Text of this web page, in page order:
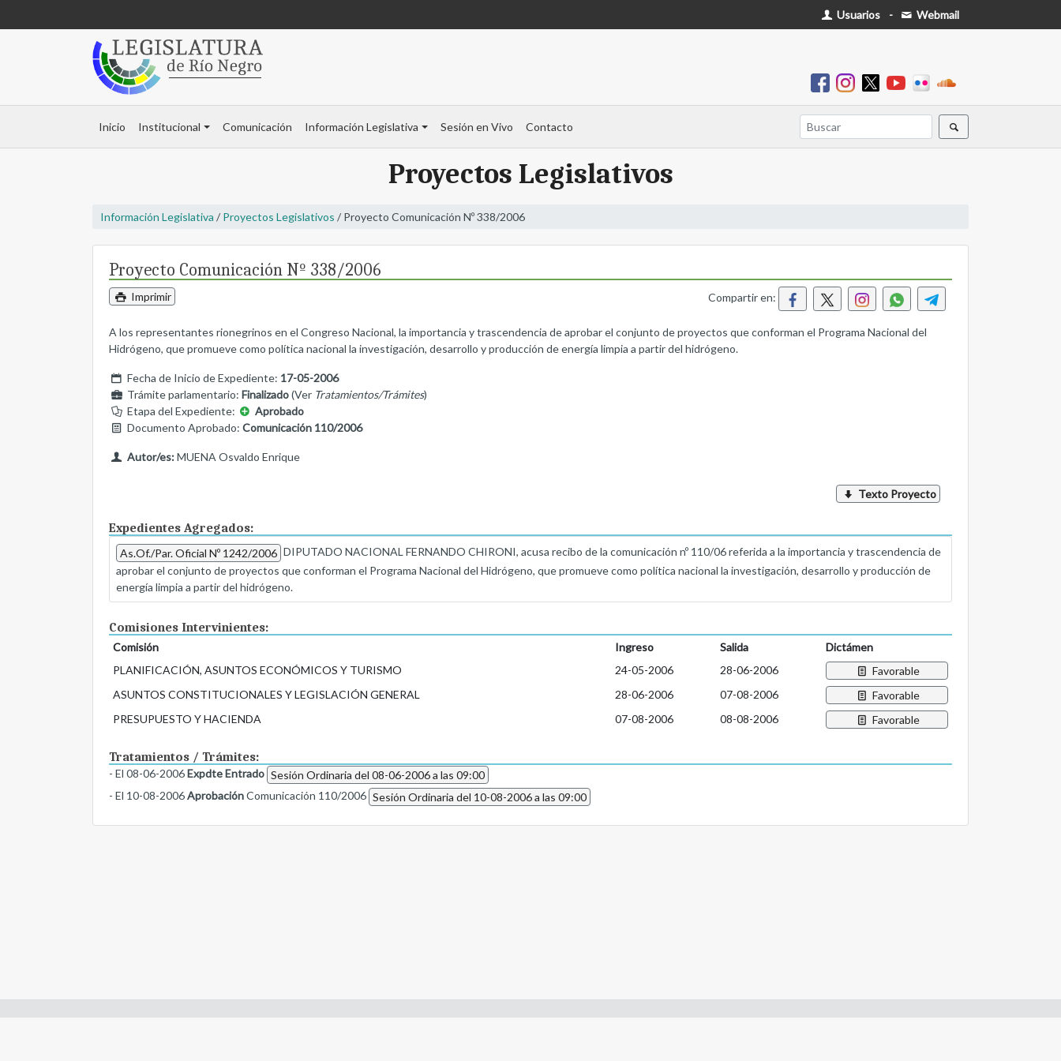
Usuarios - Webmail
Inicio Institucional Comunicación Información Legislativa Sesión en Vivo Contacto
Proyectos Legislativos
Información Legislativa / Proyectos Legislativos / Proyecto Comunicación Nº 338/2006
Proyecto Comunicación Nº 338/2006
Imprimir Compartir en:
A los representantes rionegrinos en el Congreso Nacional, la importancia y trascendencia de aprobar el conjunto de proyectos que conforman el Programa Nacional del
Hidrógeno, que promueve como política nacional la investigación, desarrollo y producción de energía limpia a partir del hidrógeno.
Fecha de Inicio de Expediente: 17-05-2006
Trámite parlamentario: Finalizado(Ver Tratamientos/Trámites)
Etapa del Expediente:
Aprobado
Documento Aprobado: Comunicación 110/2006
Autor/es:MUENA Osvaldo Enrique
Texto Proyecto
Expedientes Agregados:
As.Of./Par. Oficial Nº 1242/2006 DIPUTADO NACIONAL FERNANDO CHIRONI, acusa recibo de la comunicación nº 110/06 referida a la importancia y trascendencia de
aprobar el conjunto de proyectos que conforman el Programa Nacional del Hidrógeno, que promueve como política nacional la investigación, desarrollo y producción de
energía limpia a partir del hidrógeno.
Comisiones Intervinientes:
Comisión Ingreso Salida
Dictámen
PLANIFICACIÓN, ASUNTOS ECONÓMICOS Y TURISMO
24-05-2006 28-06-2006
Favorable
ASUNTOS CONSTITUCIONALES Y LEGISLACIÓN GENERAL
28-06-2006 07-08-2006
Favorable
PRESUPUESTO Y HACIENDA
07-08-2006 08-08-2006 Favorable
Tratamientos / Trámites:
- El 08-06-2006Expdte Entrado Sesión Ordinaria del 08-06-2006 a las 09:00
- El 10-08-2006AprobaciónComunicación 110/2006 Sesión Ordinaria del 10-08-2006 a las 09:00